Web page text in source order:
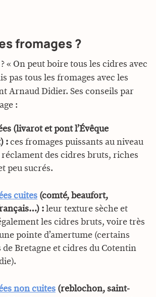
fromages ?
« On peut boire tous les cidres avec
pas tous les fromages avec les
Arnaud Didier. Ses conseils par
:
(livarot et pont l’Évêque
: ces fromages puissants au niveau
des cidres bruts, riches
peu sucrés.
cuites (comté, beaufort,
: leur texture sèche et
les cidres bruts, voire très
pointe d’amertume (certains
Bretagne et cidres du Cotentin
non cuites (reblochon, saint-